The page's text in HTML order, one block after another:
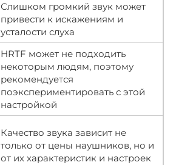
Слишком громкий звук может
привести к искажениям и
усталости слуха
HRTF может не подходить
некоторым людям, поэтому
рекомендуется
поэкспериментировать с этой
настройкой
Качество звука зависит не
только от цены наушников, но и
от их характеристик и настроек